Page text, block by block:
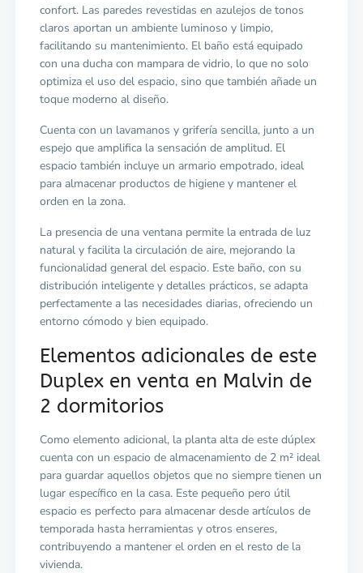
confort. Las paredes revestidas en azulejos de tonos
claros aportan un ambiente luminoso y limpio,
facilitando su mantenimiento. El baño está equipado
con una ducha con mampara de vidrio, lo que no solo
optimiza el uso del espacio, sino que también añade un
toque moderno al diseño.
Cuenta con un lavamanos y grifería sencilla, junto a un
espejo que amplifica la sensación de amplitud. El
espacio también incluye un armario empotrado, ideal
para almacenar productos de higiene y mantener el
orden en la zona.
La presencia de una ventana permite la entrada de luz
natural y facilita la circulación de aire, mejorando la
funcionalidad general del espacio. Este baño, con su
distribución inteligente y detalles prácticos, se adapta
perfectamente a las necesidades diarias, ofreciendo un
entorno cómodo y bien equipado.
Elementos adicionales de este
Duplex en venta en Malvin de
2 dormitorios
Como elemento adicional, la planta alta de este dúplex
cuenta con un espacio de almacenamiento de 2 m² ideal
para guardar aquellos objetos que no siempre tienen un
lugar específico en la casa. Este pequeño pero útil
espacio es perfecto para almacenar desde artículos de
temporada hasta herramientas y otros enseres,
contribuyendo a mantener el orden en el resto de la
vivienda.